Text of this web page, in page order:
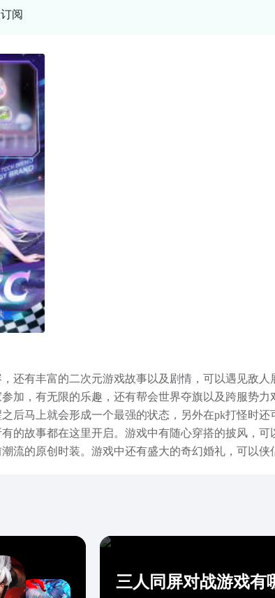
阅
还有丰富的二次元游戏故事以及剧情，可以遇见敌
加，有无限的乐趣，还有帮会世界夺旗以及跨服势
后马上就会形成一个最强的状态，另外在pk打怪时
的故事都在这里开启。游戏中有随心穿搭的披风，
流的原创时装。游戏中还有盛大的奇幻婚礼，可以
三人同屏对战游戏有